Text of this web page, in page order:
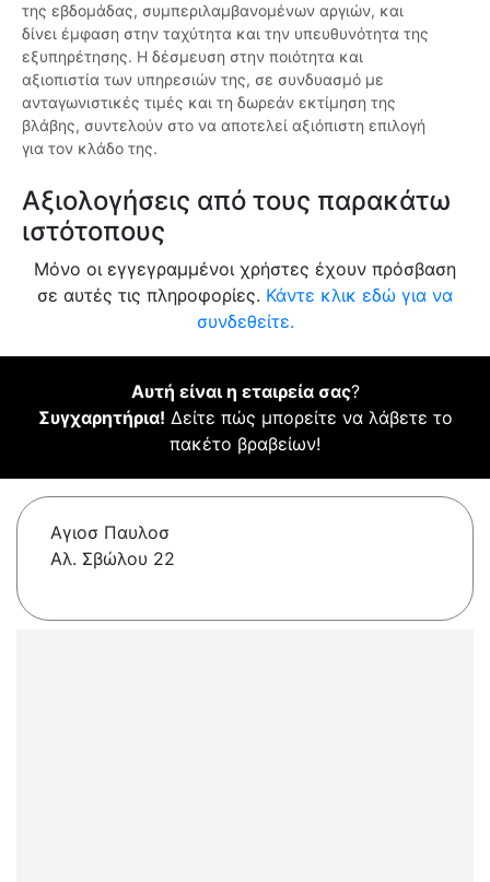
της εβδομάδας, συμπεριλαμβανομένων αργιών, και
δίνει έμφαση στην ταχύτητα και την υπευθυνότητα της
εξυπηρέτησης. Η δέσμευση στην ποιότητα και
αξιοπιστία των υπηρεσιών της, σε συνδυασμό με
ανταγωνιστικές τιμές και τη δωρεάν εκτίμηση της
βλάβης, συντελούν στο να αποτελεί αξιόπιστη επιλογή
για τον κλάδο της.
Αξιολογήσεις από τους παρακάτω
ιστότοπους
Μόνο οι εγγεγραμμένοι χρήστες έχουν πρόσβαση
σε αυτές τις πληροφορίες. Κάντε κλικ εδώ για να
συνδεθείτε.
Αυτή είναι η εταιρεία σας?
Συγχαρητήρια! Δείτε πώς μπορείτε να λάβετε το
πακέτο βραβείων!
Αγιοσ Παυλοσ
Αλ. Σβώλου 22